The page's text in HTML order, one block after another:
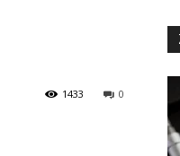
0
1433